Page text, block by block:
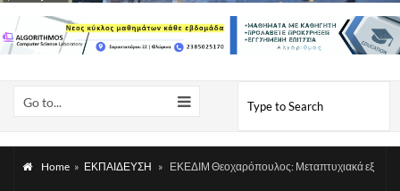
Go to...
Home » ΕΚΠΑΙΔΕΥΣΗ » ΕΚΕΔΙΜ Θεοχαρόπουλος: Μεταπτυχιακά εξ